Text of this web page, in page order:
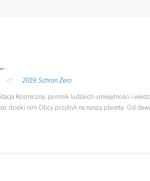
2019, Schron Zero
Kosmiczna, pomnik ludzkich umiejętności i
dzięki nim Obcy przybyli na naszą planetę. Od